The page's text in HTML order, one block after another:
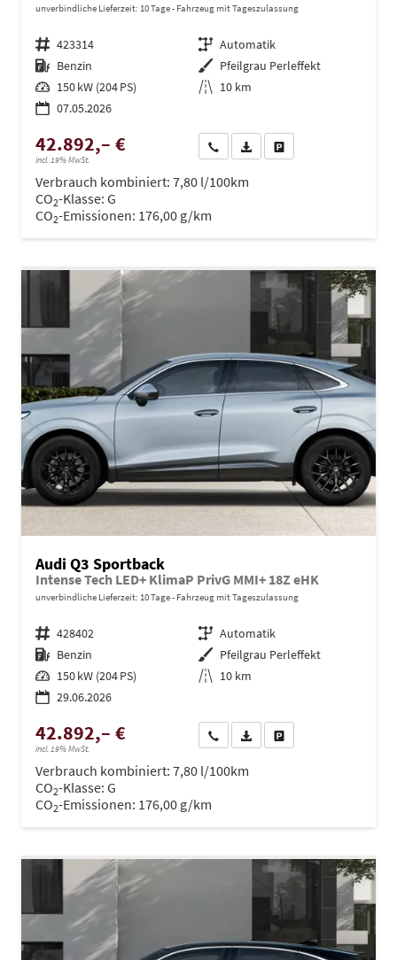
unverbindliche Lieferzeit: 10 Tage Fahrzeug mit Tageszulassung
Fahrzeugnr. 423314 Getriebe Automatik
Kraftstoff Benzin Außenfarbe Pfeilgrau Perleffekt
Leistung 150 kW (204 PS) Kilometerstand 10 km
07.05.2026
42.892,– €
incl. 19% MwSt.
Wir rufen Sie anPDF-Datei, Fahrzeugexposé
Verbrauch kombiniert: 7,80 l/100km
CO2-Klasse: G
CO2-Emissionen: 176,00 g/km
Audi Q3 Sportback
Intense Tech LED+ KlimaP PrivG MMI+ 18Z eHK
unverbindliche Lieferzeit: 10 Tage Fahrzeug mit Tageszulassung
Fahrzeugnr. 428402 Getriebe Automatik
Kraftstoff Benzin Außenfarbe Pfeilgrau Perleffekt
Leistung 150 kW (204 PS) Kilometerstand 10 km
29.06.2026
42.892,– €
incl. 19% MwSt.
Wir rufen Sie anPDF-Datei, Fahrzeugexposé
Verbrauch kombiniert: 7,80 l/100km
CO2-Klasse: G
CO2-Emissionen: 176,00 g/km